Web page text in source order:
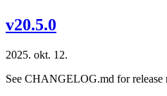
v20.5.0
2025. okt. 12.
See CHANGELOG.md for release